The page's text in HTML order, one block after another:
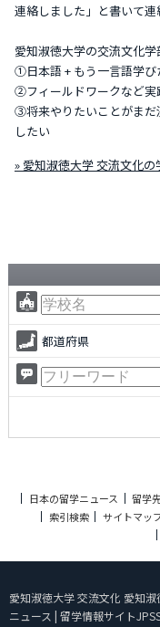
連絡しました」と書いて連
愛知淑徳大学の交流文化
①日本語 + もう一言語学び
②フィールドワークなど実
③将来やりたいことがまだ
したい
» 愛知淑徳大学 交流文化の
都道府県
日本の留学ニュース 留学
索引検索
サイトマッ
愛知淑徳大学 交流文化 愛知
ニュース | 留学情報サイト